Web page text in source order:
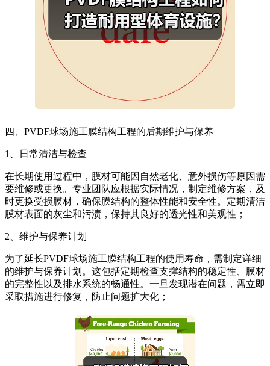
四、PVDF球场施工膜结构工程的后期维护与保养
1、日常清洁与检查
在长期使用过程中，膜材可能因自然老化、意外损伤等原因需
要维修或更换。专业团队应根据实际情况，制定维修方案，及
时更换受损膜材，确保膜结构的整体性能和安全性。定期清洁
膜材表面的灰尘和污渍，保持其良好的透光性和美观性；
2、维护与保养计划
为了延长PVDF球场施工膜结构工程的使用寿命，需制定详细
的维护与保养计划。这包括定期检查支撑结构的稳定性、膜材
的完整性以及排水系统的畅通性。一旦发现潜在问题，需立即
采取措施进行修复，防止问题扩大化；